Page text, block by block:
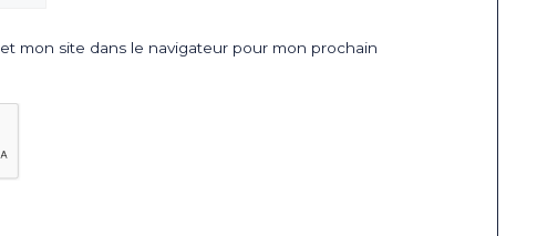
mon site dans le navigateur pour mon prochain